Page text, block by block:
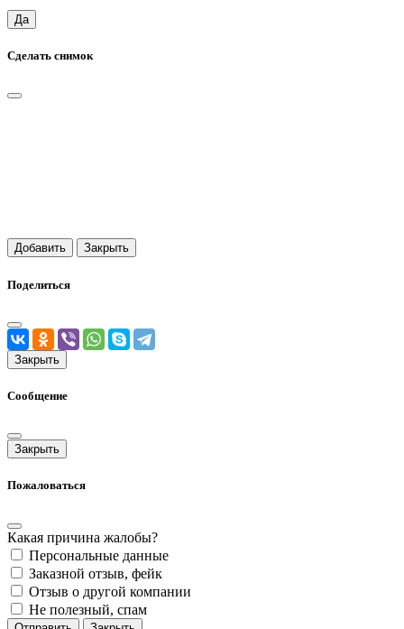
Да
Сделать снимок
Добавить Закрыть
Поделиться
Закрыть
Сообщение
Закрыть
Пожаловаться
Какая причина жалобы?
Персональные данные
Заказной отзыв, фейк
Отзыв о другой компании
Не полезный, спам